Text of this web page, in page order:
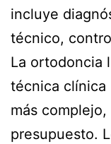
incluye
técnico,
La ortodoncia
técnica clínica
más
presupuesto.